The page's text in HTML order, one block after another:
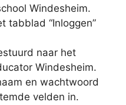
Windesheim.
tabblad “Inloggen”
naar het
Windesheim.
en wachtwoord
velden in.